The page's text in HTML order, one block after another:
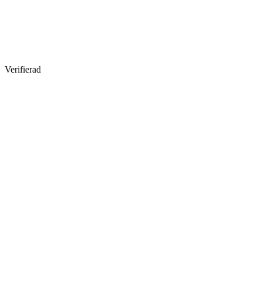
Verifierad